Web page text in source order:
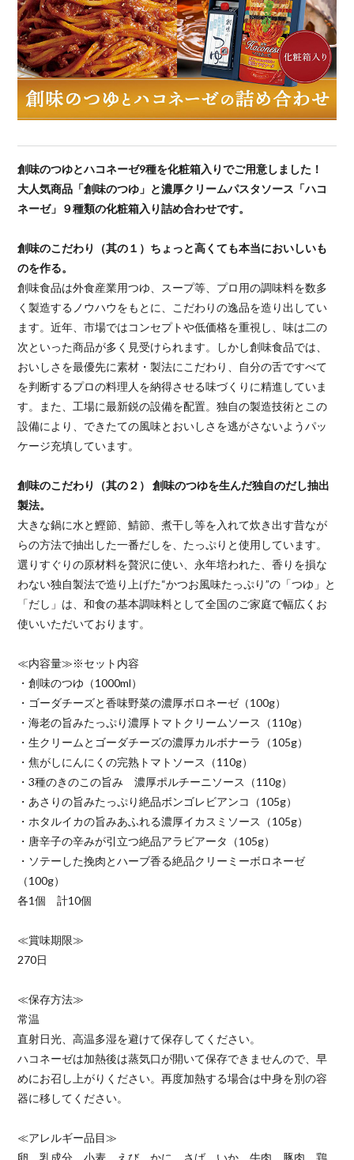
創味のつゆとハコネーゼ9種を化粧箱入りでご用意しました！
大人気商品「創味のつゆ」と濃厚クリームパスタソース「ハコ
ネーゼ」９種類の化粧箱入り詰め合わせです。
創味のこだわり（其の１）ちょっと高くても本当においしいも
のを作る。
創味食品は外食産業用つゆ、スープ等、プロ用の調味料を数多
く製造するノウハウをもとに、こだわりの逸品を造り出してい
ます。近年、市場ではコンセプトや低価格を重視し、味は二の
次といった商品が多く見受けられます。しかし創味食品では、
おいしさを最優先に素材・製法にこだわり、自分の舌ですべて
を判断するプロの料理人を納得させる味づくりに精進していま
す。また、工場に最新鋭の設備を配置。独自の製造技術とこの
設備により、できたての風味とおいしさを逃がさないようパッ
ケージ充填しています。
創味のこだわり（其の２） 創味のつゆを生んだ独自のだし抽出
製法。
大きな鍋に水と鰹節、鯖節、煮干し等を入れて炊き出す昔なが
らの方法で抽出した一番だしを、たっぷりと使用しています。
選りすぐりの原材料を贅沢に使い、永年培われた、香りを損な
わない独自製法で造り上げた“かつお風味たっぷり”の「つゆ」と
「だし」は、和食の基本調味料として全国のご家庭で幅広くお
使いいただいております。
≪内容量≫※セット内容
・創味のつゆ（1000ml）
・ゴーダチーズと香味野菜の濃厚ボロネーゼ（100g）
・海老の旨みたっぷり濃厚トマトクリームソース（110g）
・生クリームとゴーダチーズの濃厚カルボナーラ（105g）
・焦がしにんにくの完熟トマトソース（110g）
・3種のきのこの旨み 濃厚ポルチーニソース（110g）
・あさりの旨みたっぷり絶品ボンゴレビアンコ（105g）
・ホタルイカの旨みあふれる濃厚イカスミソース（105g）
・唐辛子の辛みが引立つ絶品アラビアータ（105g）
・ソテーした挽肉とハーブ香る絶品クリーミーボロネーゼ
（100g）
各1個 計10個
≪賞味期限≫
270日
≪保存方法≫
常温
直射日光、高温多湿を避けて保存してください。
ハコネーゼは加熱後は蒸気口が開いて保存できませんので、早
めにお召し上がりください。再度加熱する場合は中身を別の容
器に移してください。
≪アレルギー品目≫